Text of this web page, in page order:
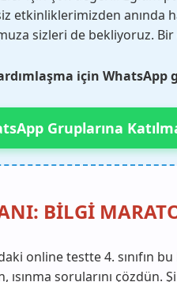
etkinliklerimizden anında
sizleri de bekliyoruz. Bir
için WhatsApp
Gruplarına
BİLGİ
online testte 4. sınıfın
ısınma sorularını çözdün.